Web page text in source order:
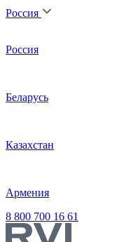
Россия
Россия
Беларусь
Казахстан
Армения
8 800 700 16 61